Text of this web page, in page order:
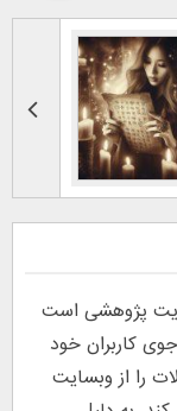
تاریخ :
پژوهشی است
کاربران خود
را از وبسایت